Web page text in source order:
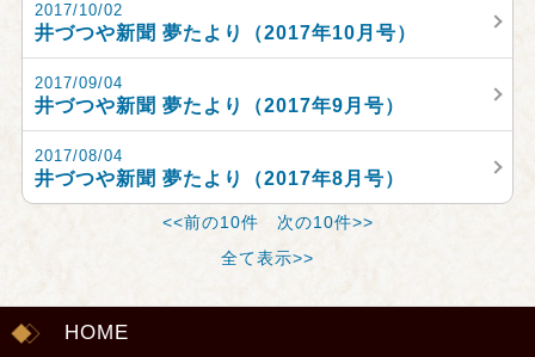
2017/10/02
井づつや新聞 夢たより（2017年10月号）
2017/09/04
井づつや新聞 夢たより（2017年9月号）
2017/08/04
井づつや新聞 夢たより（2017年8月号）
<<前の10件
次の10件>>
全て表示>>
HOME